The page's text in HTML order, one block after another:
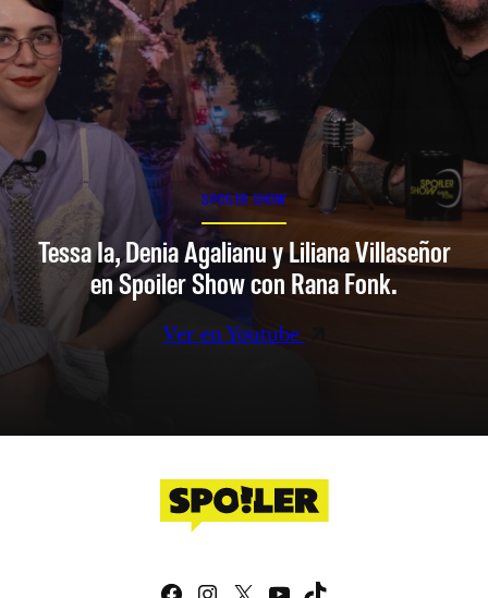
SPOILER SHOW
Tessa Ia, Denia Agalianu y Liliana Villaseñor
en Spoiler Show con Rana Fonk.
Ver en Youtube
Facebook
Instagram
X YouTube